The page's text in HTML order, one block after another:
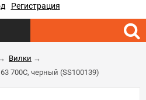
Регистрация
Вилки →
700C, черный (SS100139)